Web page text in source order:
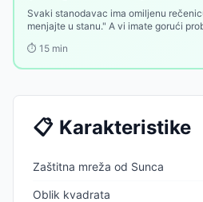
Svaki stanodavac ima omiljenu
menjajte u stanu." A vi imate gorući
privatnosti, bez zaštite. Rešenje
⏱️ 15 min
📋 Karakteristike
Zaštitna mreža od Sunca
Oblik kvadrata